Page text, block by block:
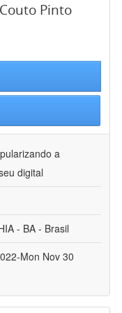
Pinto
a
digital
- BA - Brasil
Mon Nov 30